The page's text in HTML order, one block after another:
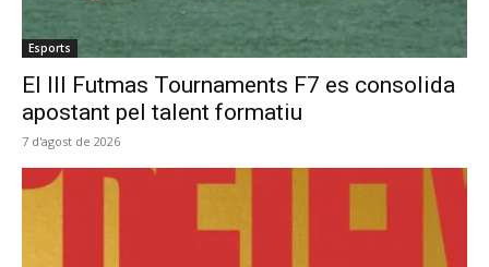
Esports
El III Futmas Tournaments F7 es consolida
apostant pel talent formatiu
7 d'agost de 2026